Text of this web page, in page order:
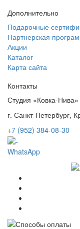
Дополнительно
Подарочные
Партнерская
Акции
Каталог
Карта сайта
Контакты
Студия «Ковка-Нива»
г. Санкт-Петербург,
+7 (952) 384-08-30
WhatsApp